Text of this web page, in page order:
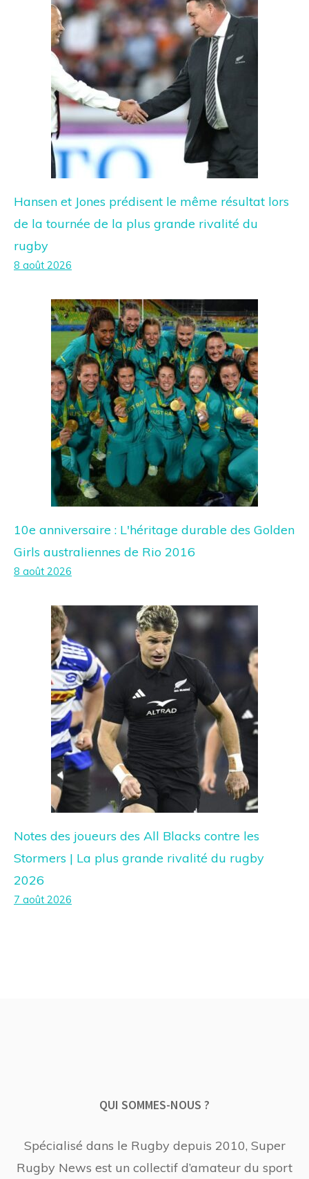
Hansen et Jones prédisent le même résultat lors
de la tournée de la plus grande rivalité du
rugby
8 août 2026
10e anniversaire : L'héritage durable des Golden
Girls australiennes de Rio 2016
8 août 2026
Notes des joueurs des All Blacks contre les
Stormers | La plus grande rivalité du rugby
2026
7 août 2026
QUI SOMMES-NOUS ?
Spécialisé dans le Rugby depuis 2010, Super
Rugby News est un collectif d’amateur du sport